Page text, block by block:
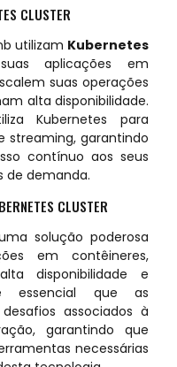
CLUSTER
utilizam Kubernetes
aplicações em
suas operações
alta disponibilidade.
Kubernetes para
streaming, garantindo
contínuo aos seus
de demanda.
CLUSTER
solução poderosa
em contêineres,
disponibilidade e
essencial que as
associados à
garantindo que
necessárias